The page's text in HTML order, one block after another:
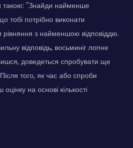
такою: "Знайди найменше
тобі потрібно виконати
з найменшою відповіддю.
відповідь, восьминіг лопне
доведеться спробувати ще
того, як час або спроби
на основі кількості